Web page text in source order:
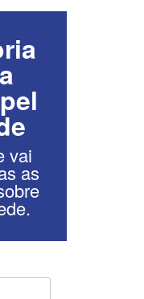
vai
as